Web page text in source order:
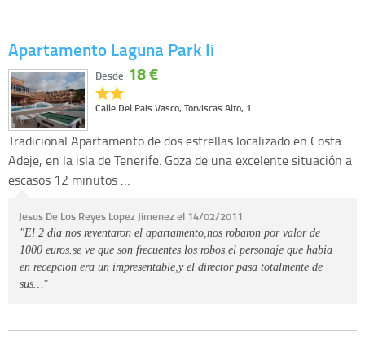
Apartamento Laguna Park Ii
Calle Del Pais Vasco, Torviscas Alto, 1
Desde 18 €
Tradicional Apartamento de dos estrellas localizado en Costa
Adeje, en la isla de Tenerife. Goza de una excelente situación a
escasos 12 minutos …
Jesus De Los Reyes Lopez Jimenez el 14/02/2011
"El 2 dia nos reventaron el apartamento,nos robaron por valor de
1000 euros.se ve que son frecuentes los robos.el personaje que habia
en recepcion era un impresentable,y el director pasa totalmente de
sus…"